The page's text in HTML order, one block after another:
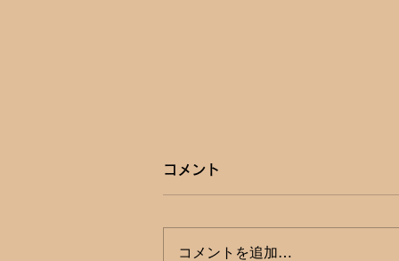
コメント
コメントを追加…